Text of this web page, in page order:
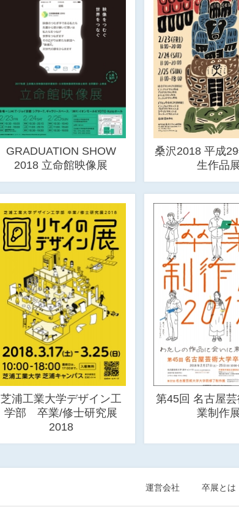
GRADUATION SHOW
2018 立命館映像展
桑沢2018 平成
生作品
芝浦工業大学デザイン工
学部 卒業/修士研究展
2018
第45回 名古屋
業制作
運営会社 卒展とは